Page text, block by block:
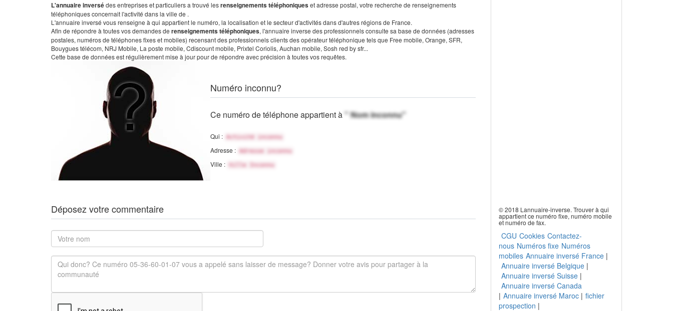
L'annuaire inversédes entreprises et particuliers a trouvé lesrenseignements téléphoniqueset adresse postal, votre recherche de renseignements
téléphoniques concernait l'activité dans la ville de .
L'annuaire inversé vous renseigne à qui appartient le numéro, la localisation et le secteur d'activités dans d'autres régions de France.
Afin de répondre à toutes vos demandes de renseignements téléphoniques, l'annuaire inverse des professionnels consulte sa base de données (adresses
postales, numéros de téléphones fixes et mobiles) recensant des professionnels clients des opérateur téléphonique tels que Free mobile, Orange, SFR,
Bouygues télécom, NRJ Mobile, La poste mobile, Cdiscount mobile, Prixtel Coriolis, Auchan mobile, Sosh red by sfr...
Cette base de données est régulièrement mise à jour pour de répondre avec précision à toutes vos requêtes.
Numéro inconnu?
Ce numéro de téléphone appartient à" Nom inconnu"
Qui : Activité inconnu
Adresse : Adresse inconnu
Ville : Ville Inconnu
Déposez votre commentaire © 2018 Lannuaire-inverse. Trouver à qui
appartient ce numéro fixe, numéro mobile
et numéro de fax.
CGU Cookies Contactez-
nous Numéros fixe Numéros
mobiles Annuaire inversé France|
Annuaire inversé Belgique|
Annuaire inversé Suisse|
Annuaire inversé Canada
| Annuaire inversé Maroc| fichier
prospection |